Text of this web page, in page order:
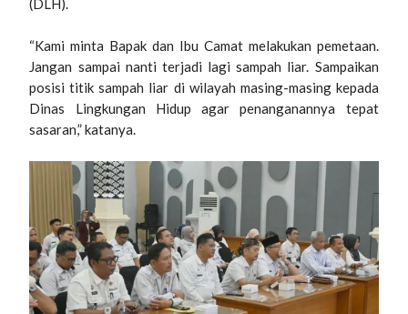
(DLH).
“Kami minta Bapak dan Ibu Camat melakukan pemetaan.
Jangan sampai nanti terjadi lagi sampah liar. Sampaikan
posisi titik sampah liar di wilayah masing-masing kepada
Dinas Lingkungan Hidup agar penanganannya tepat
sasaran,” katanya.